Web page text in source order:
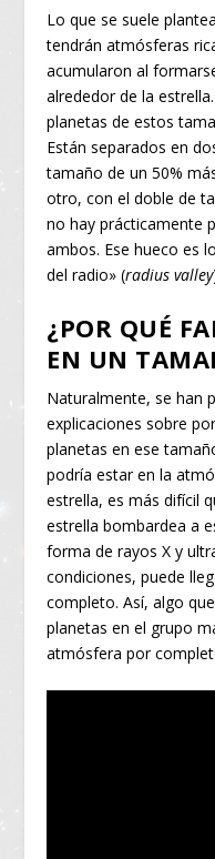
Lo que se suele
tendrán atmósferas
acumularon al
alrededor de la
planetas de estos
Están separados en
tamaño de un 50%
otro, con el doble de
no hay prácticamente
ambos. Ese hueco es
del radio» (radius valley
¿POR QUÉ
EN UN
Naturalmente, se han
explicaciones sobre
planetas en ese
podría estar en la
estrella, es más difícil
estrella bombardea a
forma de rayos X y
condiciones, puede
completo. Así, algo
planetas en el grupo
atmósfera por